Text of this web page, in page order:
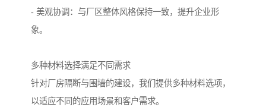
- 美观协调：与厂区整体风格保持一致，提升企业形
象。
多种材料选择满足不同需求
针对厂房隔断与围墙的建设，我们提供多种材料选项，
以适应不同的应用场景和客户需求。